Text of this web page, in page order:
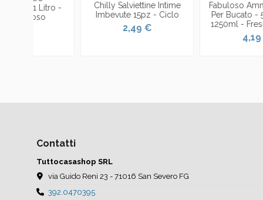
Chilly Salviettine Intime
Imbevute 15pz - Ciclo
Fabuloso Ammorbidente
Per Bucato - 56 Lavaggi
1250ml - Fresco Mattino
Contatti
Tuttocasashop SRL
via Guido Reni 23 - 71016 San Severo FG
392.0470395